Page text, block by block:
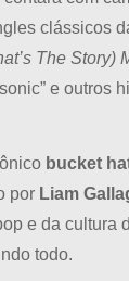
clássicos
The Story)
e outros
bucket
por Liam
e da cultura
todo.